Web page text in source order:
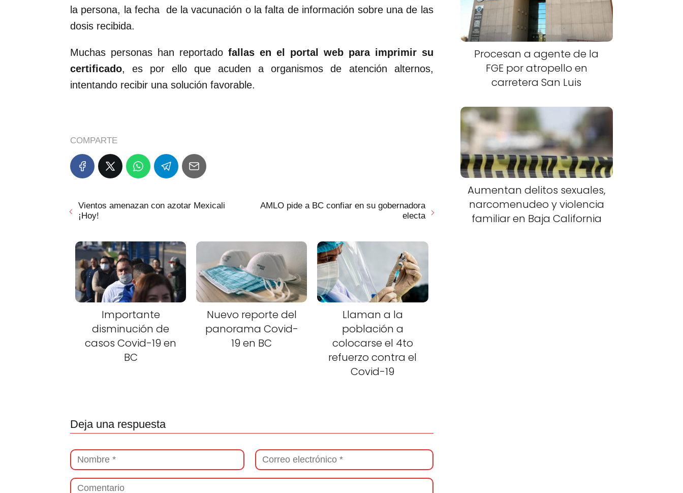
la persona, la fecha de la vacunación o la falta de información sobre una de las
dosis recibida.
Muchas personas han reportado fallas en el portal web para imprimir su
certificado, es por ello que acuden a organismos de atención alternos,
intentando recibir una solución favorable.
COMPARTE
Vientos amenazan con azotar Mexicali
¡Hoy!
AMLO pide a BC confiar en su gobernadora
electa
Importante
disminución de
casos Covid-19 en
BC
Nuevo reporte del
panorama Covid-
19 en BC
Llaman a la
población a
colocarse el 4to
refuerzo contra el
Covid-19
Deja una respuesta
Procesan a agente de la
FGE por atropello en
carretera San Luis
Aumentan delitos sexuales,
narcomenudeo y violencia
familiar en Baja California